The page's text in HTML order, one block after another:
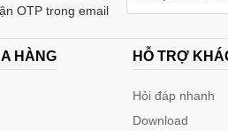
OTP trong email
HÀNG HỖ TRỢ
Hỏi đáp nhanh
Download